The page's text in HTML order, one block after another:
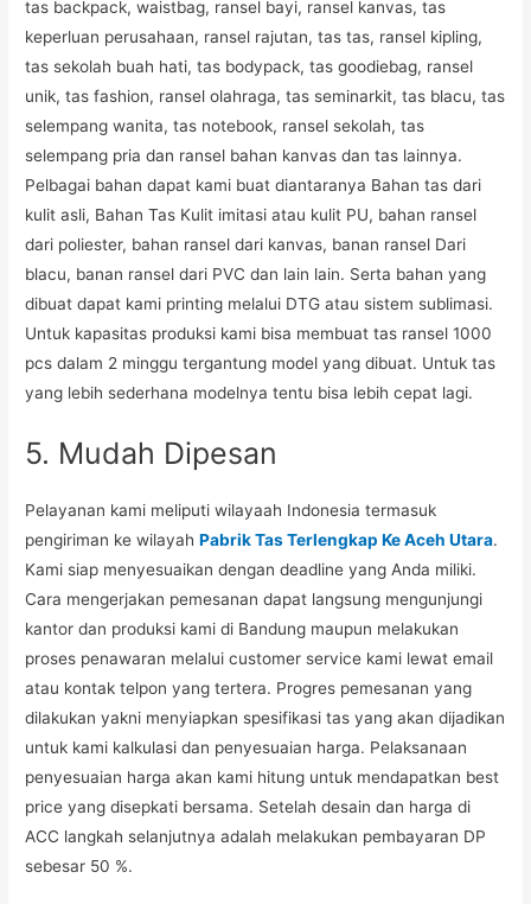
tas backpack, waistbag, ransel bayi, ransel kanvas, tas
keperluan perusahaan, ransel rajutan, tas tas, ransel kipling,
tas sekolah buah hati, tas bodypack, tas goodiebag, ransel
unik, tas fashion, ransel olahraga, tas seminarkit, tas blacu, tas
selempang wanita, tas notebook, ransel sekolah, tas
selempang pria dan ransel bahan kanvas dan tas lainnya.
Pelbagai bahan dapat kami buat diantaranya Bahan tas dari
kulit asli, Bahan Tas Kulit imitasi atau kulit PU, bahan ransel
dari poliester, bahan ransel dari kanvas, banan ransel Dari
blacu, banan ransel dari PVC dan lain lain. Serta bahan yang
dibuat dapat kami printing melalui DTG atau sistem sublimasi.
Untuk kapasitas produksi kami bisa membuat tas ransel 1000
pcs dalam 2 minggu tergantung model yang dibuat. Untuk tas
yang lebih sederhana modelnya tentu bisa lebih cepat lagi.
5. Mudah Dipesan
Pelayanan kami meliputi wilayaah Indonesia termasuk
pengiriman ke wilayahPabrik Tas Terlengkap Ke Aceh Utara.
Kami siap menyesuaikan dengan deadline yang Anda miliki.
Cara mengerjakan pemesanan dapat langsung mengunjungi
kantor dan produksi kami di Bandung maupun melakukan
proses penawaran melalui customer service kami lewat email
atau kontak telpon yang tertera. Progres pemesanan yang
dilakukan yakni menyiapkan spesifikasi tas yang akan dijadikan
untuk kami kalkulasi dan penyesuaian harga. Pelaksanaan
penyesuaian harga akan kami hitung untuk mendapatkan best
price yang disepkati bersama. Setelah desain dan harga di
ACC langkah selanjutnya adalah melakukan pembayaran DP
sebesar 50 %.